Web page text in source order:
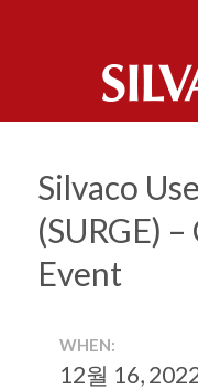
Silvaco
(SURGE)
Event
WHEN:
12월 16,